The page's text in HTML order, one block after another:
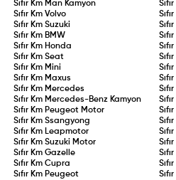
Sıfır Km Man Kamyon
Sıfır KmVolvo
Sıfır KmSuzuki
Sıfır Km BMW
Sıfır Km Honda
Sıfır KmSeat
Sıfır Km Mini
Sıfır Km Maxus
Sıfır Km Mercedes
Sıfır Km Mercedes-Benz Kamyon
Sıfır Km Peugeot Motor
Sıfır KmSsangyong
Sıfır Km Leapmotor
Sıfır KmSuzuki Motor
Sıfır KmGazelle
Sıfır KmCupra
Sıfır Km Peugeot